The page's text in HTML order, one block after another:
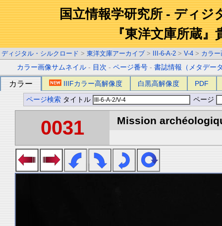
国立情報学研究所 - ディジ
『東洋文庫所蔵』
ディジタル・シルクロード > 東洋文庫アーカイブ > III-6-A-2 > V-4 > カラ
カラー画像サムネイル - 目次 -ページ番号 -書誌情報（メタデー
カラー IIIFカラー高解像度 白黒高解像度 PDF
ページ検索 タイトル ページ
0031 Mission